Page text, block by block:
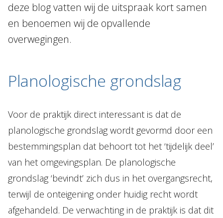
deze blog vatten wij de uitspraak kort samen
en benoemen wij de opvallende
overwegingen.
Planologische grondslag
Voor de praktijk direct interessant is dat de
planologische grondslag wordt gevormd door een
bestemmingsplan dat behoort tot het ‘tijdelijk deel’
van het omgevingsplan. De planologische
grondslag ‘bevindt’ zich dus in het overgangsrecht,
terwijl de onteigening onder huidig recht wordt
afgehandeld. De verwachting in de praktijk is dat dit